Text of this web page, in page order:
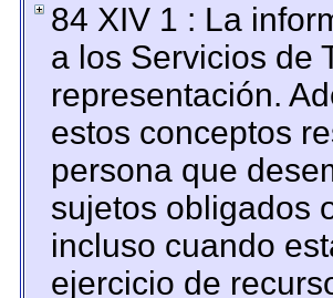
84 XIV 1 : La
a los Servicios de
representación.
estos conceptos
persona que
sujetos obligados
incluso cuando
ejercicio de